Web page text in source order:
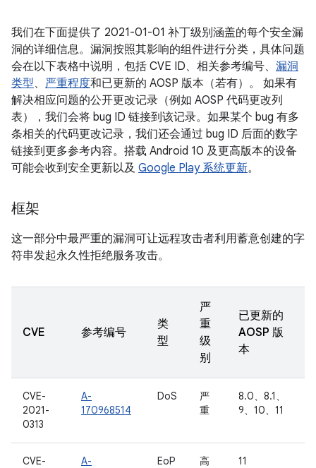
我们在下面提供了 2021-01-01 补丁级别涵盖的每个安全漏
洞的详细信息。漏洞按照其影响的组件进行分类，具体问题
会在以下表格中说明，包括 CVE ID、相关参考编号、 漏洞
类型、 严重程度和已更新的 AOSP 版本（若有）。 如果有
解决相应问题的公开更改记录（例如 AOSP 代码更改列
表），我们会将 bug ID 链接到该记录。如果某个 bug 有多
条相关的代码更改记录，我们还会通过 bug ID 后面的数字
链接到更多参考内容。搭载 Android 10 及更高版本的设备
可能会收到安全更新以及 Google Play 系统更新。
框架
这一部分中最严重的漏洞可让远程攻击者利用蓄意创建的字
符串发起永久性拒绝服务攻击。
CVE 参考编号
类
型
严
重
级
别
已更新的
AOSP 版
本
CVE-
2021-
0313
A-
170968514
DoS
严
重
8.0、8.1、
9、10、11
CVE-
A-
EoP 高 11